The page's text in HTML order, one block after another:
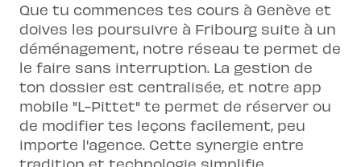
Que tu commences tes cours à Genève et
doives les poursuivre à Fribourg suite à un
déménagement, notre réseau te permet de
le faire sans interruption. La gestion de
ton dossier est centralisée, et notre app
mobile "L-Pittet" te permet de réserver ou
de modifier tes leçons facilement, peu
importe l'agence. Cette synergie entre
tradition et technologie simplifie